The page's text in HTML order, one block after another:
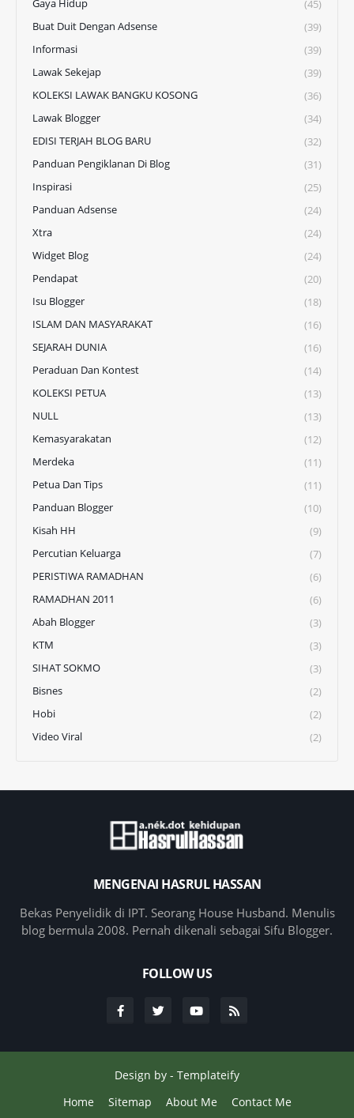
Gaya Hidup
(45)
Buat Duit Dengan Adsense
(39)
Informasi
(39)
Lawak Sekejap
(39)
KOLEKSI LAWAK BANGKU KOSONG
(36)
Lawak Blogger
(34)
EDISI TERJAH BLOG BARU
(32)
Panduan Pengiklanan Di Blog
(31)
Inspirasi
(25)
Panduan Adsense
(24)
Xtra
(24)
Widget Blog
(24)
Pendapat
(20)
Isu Blogger
(18)
ISLAM DAN MASYARAKAT
(16)
SEJARAH DUNIA
(16)
Peraduan Dan Kontest
(14)
KOLEKSI PETUA
(13)
NULL
(13)
Kemasyarakatan
(12)
Merdeka
(11)
Petua Dan Tips
(11)
Panduan Blogger
(10)
Kisah HH
(9)
Percutian Keluarga
(7)
PERISTIWA RAMADHAN
(6)
RAMADHAN 2011
(6)
Abah Blogger
(3)
KTM
(3)
SIHAT SOKMO
(3)
Bisnes
(2)
Hobi
(2)
Video Viral
(2)
MENGENAI HASRUL HASSAN
Bekas Penyelidik di IPT. Seorang House Husband. Menulis
blog bermula 2008. Pernah dikenali sebagai Sifu Blogger.
FOLLOW US
Design by - Templateify
Home
Sitemap About Me Contact Me